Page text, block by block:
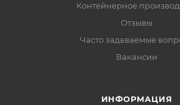
Контейнерное
Отзывы
Часто задаваемые
Вакансии
ИНФОРМАЦИЯ